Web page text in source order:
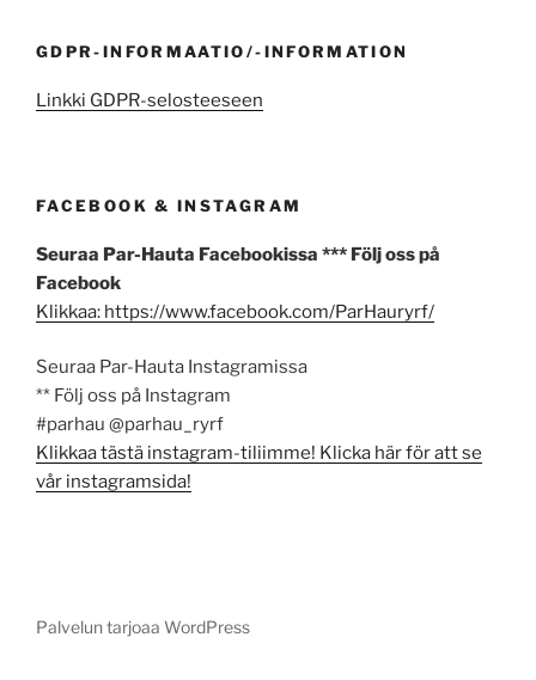
GDPR-INFORMAATIO/-INFORMATION
Linkki GDPR-selosteeseen
FACEBOOK & INSTAGRAM
Seuraa Par-Hauta Facebookissa *** Följ oss på
Facebook
Klikkaa: https://www.facebook.com/ParHauryrf/
Seuraa Par-Hauta Instagramissa
** Följ oss på Instagram
#parhau @parhau_ryrf
Klikkaa tästä instagram-tiliimme! Klicka här för att se
vår instagramsida!
Palvelun tarjoaa WordPress